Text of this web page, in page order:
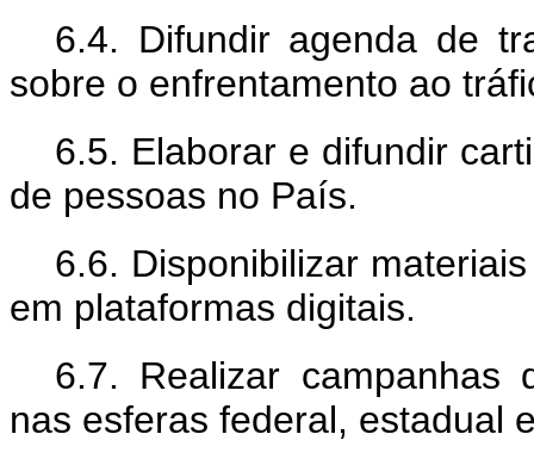
6.4. Difundir agenda de
sobre o enfrentamento ao
6.5. Elaborar e difundir
de pessoas no País.
6.6. Disponibilizar
em plataformas digitais.
6.7. Realizar campanhas
nas esferas federal, estadual